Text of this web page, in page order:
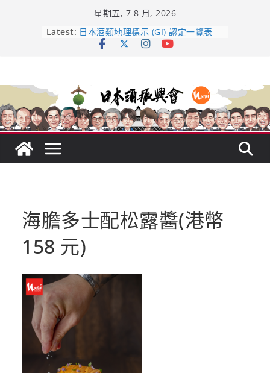
星期五, 7 8 月, 2026
Latest: 龜之井酒造：口說上手 – 山形純米大
吟釀的堅持與傳承 ～ くどき上手
響 𝟭𝟮 年 復活了!
【酒業商戰】130年老酒藏殺入股票
市場！梅乃宿上市背後的密碼
海膽多士配松露醬(港幣
158 元)